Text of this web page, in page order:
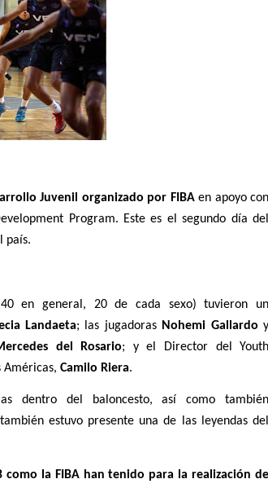
Juvenil organizado por FIBA en apoyo con
Program. Este es el segundo día del
país.
en general, 20 de cada sexo) tuvieron un
Landaeta; las jugadoras Nohemi Gallardo
del Rosario; y el Director del Youth
Américas, Camilo Riera.
dentro del baloncesto, así como también
estuvo presente una de las leyendas del
la FIBA han tenido para la realización de